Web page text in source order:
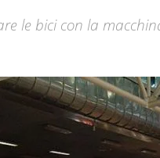
le bici con la